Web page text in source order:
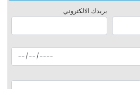
بريدك الالكتروني